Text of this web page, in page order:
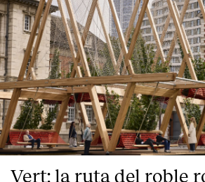
Vert: la ruta del roble